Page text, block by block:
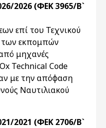
2026 (ΦΕΚ 3965/Β`
επί του Τεχνικού
των εκπομπών
μηχανές
Technical Code
με την απόφαση
Ναυτιλιακού
2021 (ΦΕΚ 2706/Β`